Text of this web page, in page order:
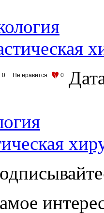
0 Не нравится 0